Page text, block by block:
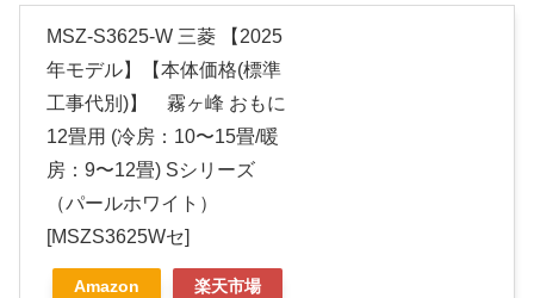
MSZ-S3625-W 三菱 【2025
年モデル】【本体価格(標準
工事代別)】 霧ヶ峰 おもに
12畳用 (冷房：10〜15畳/暖
房：9〜12畳) Sシリーズ
（パールホワイト）
[MSZS3625Wセ]
Amazon 楽天市場